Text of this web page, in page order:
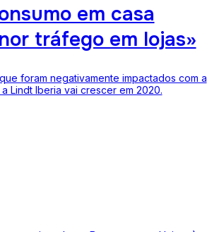
em casa
tráfego em lojas»
foram negativamente impactados com a
Lindt Iberia vai crescer em 2020.